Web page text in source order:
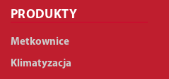
PRODUKTY
Metkownice
Klimatyzacja